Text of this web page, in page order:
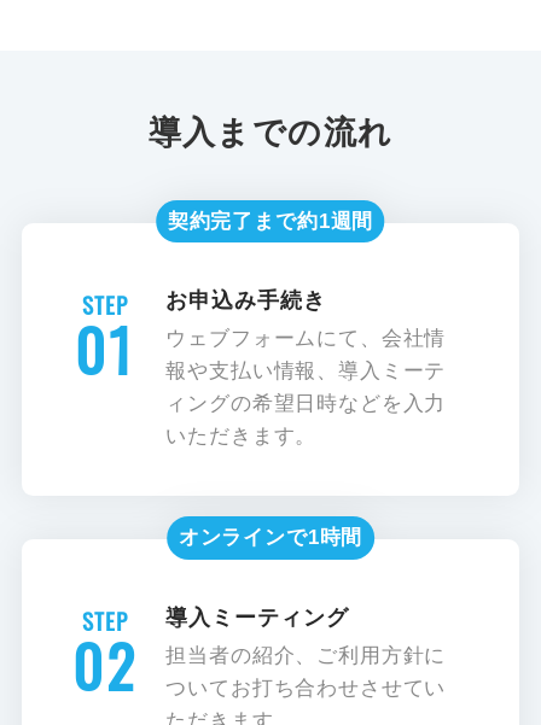
導入までの流れ
契約完了まで約1週間
01
お申込み手続き
ウェブフォームにて、会社情
報や支払い情報、導入ミーテ
ィングの希望日時などを入力
いただきます。
オンラインで1時間
02
導入ミーティング
担当者の紹介、ご利用方針に
ついてお打ち合わせさせてい